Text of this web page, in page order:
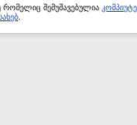
რომელიც შემუშავებულია